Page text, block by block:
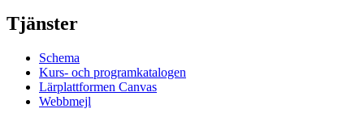
Tjänster
Schema
Kurs- och programkatalogen
Lärplattformen Canvas
Webbmejl